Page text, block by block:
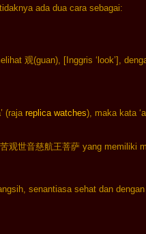
ada dua cara sebagai:
观(guan), [Inggris ‘look’],
(raja replica watches), maka kata
观世音慈航王菩萨 yang
senantiasa sehat dan